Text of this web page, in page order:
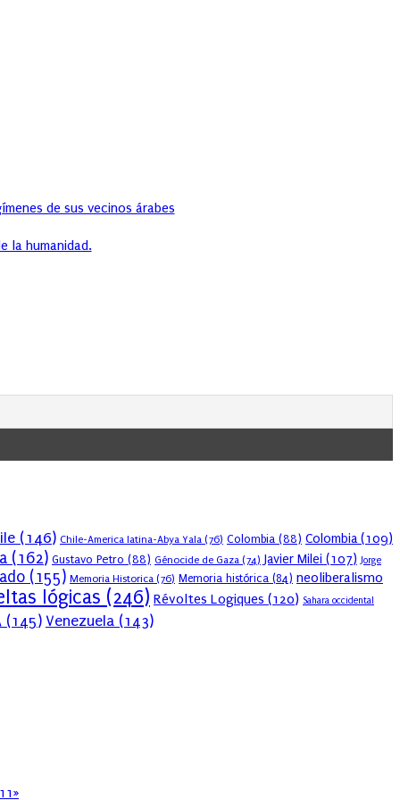
de sus vecinos árabes
la humanidad.
(146) Chile-America latina-Abya Yala (76) Colombia (88) Colombia(109)
(162) Gustavo Petro (88) Génocide de Gaza (74) Javier Milei (107) Jorge
(155) Memoria Historica (76) Memoria histórica (84) neoliberalismo
lógicas (246) Révoltes Logiques (120) Sahara occidental
(145) Venezuela (143)